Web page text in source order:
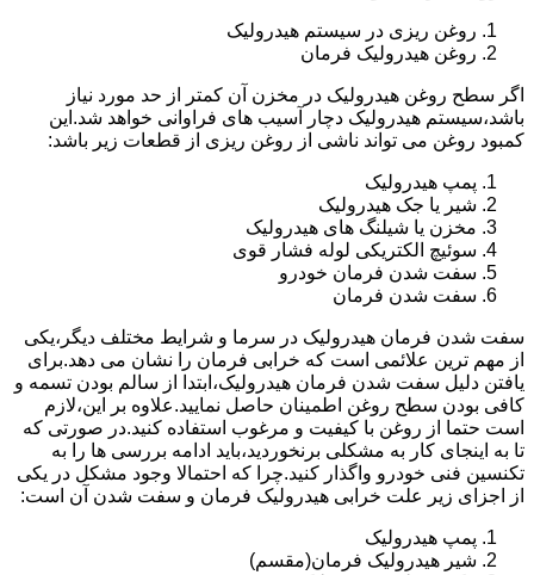
روغن ریزی در سیستم هیدرولیک
روغن هیدرولیک فرمان
اگر سطح روغن هیدرولیک در مخزن آن کمتر از حد مورد نیاز
باشد،سیستم هیدرولیک دچار آسیب های فراوانی خواهد شد.این
کمبود روغن می تواند ناشی از روغن ریزی از قطعات زیر باشد:
پمپ هیدرولیک
شیر یا جک هیدرولیک
مخزن یا شیلنگ های هیدرولیک
سوئیچ الکتریکی لوله فشار قوی
سفت شدن فرمان خودرو
سفت شدن فرمان
سفت شدن فرمان هیدرولیک در سرما و شرایط مختلف دیگر،یکی
از مهم ترین علائمی است که خرابی فرمان را نشان می دهد.برای
یافتن دلیل سفت شدن فرمان هیدرولیک،ابتدا از سالم بودن تسمه و
کافی بودن سطح روغن اطمینان حاصل نمایید.علاوه بر این،لازم
است حتما از روغن با کیفیت و مرغوب استفاده کنید.در صورتی که
تا به اینجای کار به مشکلی برنخوردید،باید ادامه بررسی ها را به
تکنسین فنی خودرو واگذار کنید.چرا که احتمالا وجود مشکل در یکی
از اجزای زیر علت خرابی هیدرولیک فرمان و سفت شدن آن است:
پمپ هیدرولیک
شیر هیدرولیک فرمان(مقسم)